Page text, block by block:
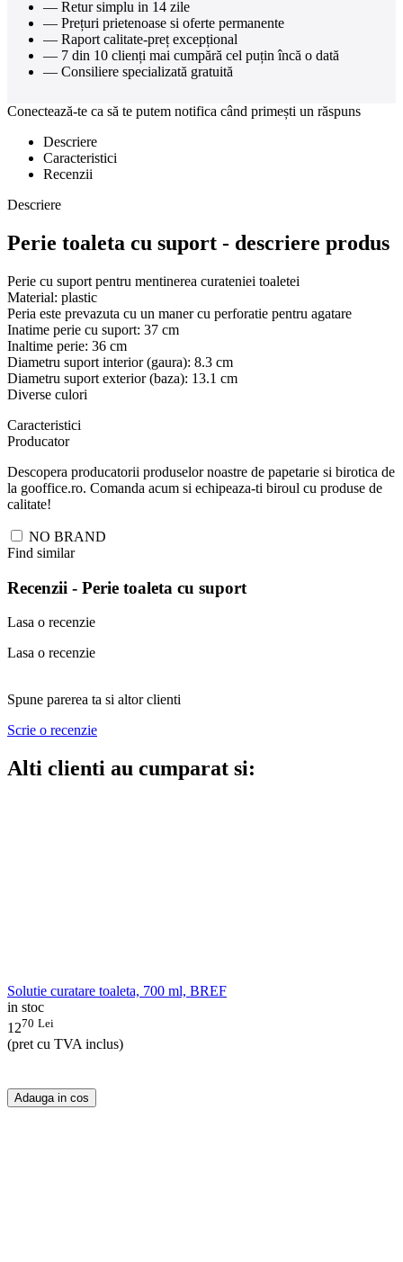
— Retur simplu in 14 zile
— Prețuri prietenoase si oferte permanente
— Raport calitate-preț excepțional
— 7 din 10 clienți mai cumpără cel puțin încă o dată
— Consiliere specializată gratuită
Conectează-te ca să te putem notifica când primești un răspuns
Descriere
Caracteristici
Recenzii
Descriere
Perie toaleta cu suport - descriere produs
Perie cu suport pentru mentinerea curateniei toaletei
Material: plastic
Peria este prevazuta cu un maner cu perforatie pentru agatare
Inatime perie cu suport: 37 cm
Inaltime perie: 36 cm
Diametru suport interior (gaura): 8.3 cm
Diametru suport exterior (baza): 13.1 cm
Diverse culori
Caracteristici
Producator
Descopera producatorii produselor noastre de papetarie si birotica de
la gooffice.ro. Comanda acum si echipeaza-ti biroul cu produse de
calitate!
NO BRAND
Find similar
Recenzii - Perie toaleta cu suport
Lasa o recenzie
Lasa o recenzie
Spune parerea ta si altor clienti
Scrie o recenzie
Alti clienti au cumparat si:
Solutie curatare toaleta, 700 ml, BREF
in stoc
1270 Lei
(pret cu TVA inclus)
Adauga in cos